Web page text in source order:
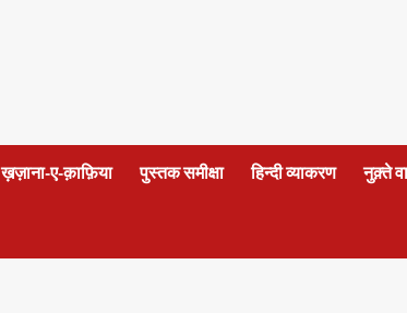
ख़ज़ाना-ए-क़ाफ़िया पुस्तक समीक्षा हिन्दी व्याकरण नुक़्ते